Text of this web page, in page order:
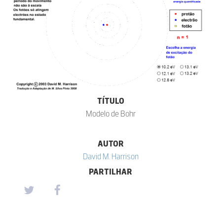
TÍTULO
Modelo de Bohr
AUTOR
David M. Harrison
PARTILHAR